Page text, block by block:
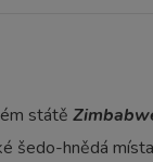
státě
hnědá